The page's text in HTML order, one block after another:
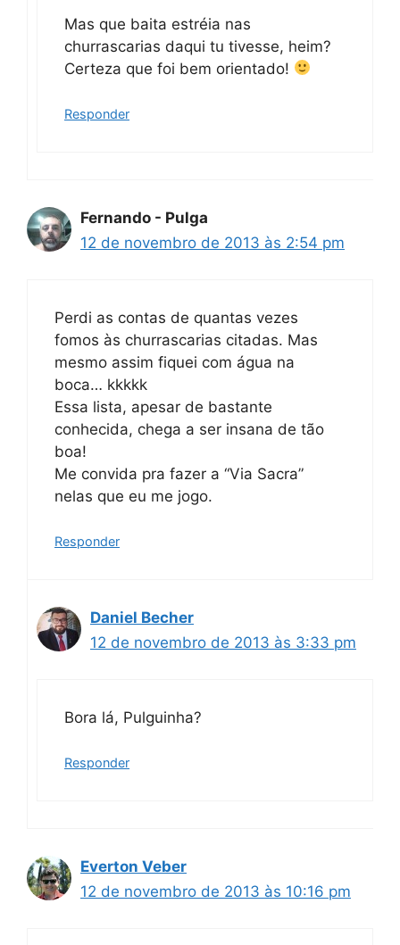
Mas que baita estréia nas
churrascarias daqui tu tivesse, heim?
Certeza que foi bem orientado!
Responder
Fernando - Pulga
12 de novembro de 2013 às 2:54 pm
Perdi as contas de quantas vezes
fomos às churrascarias citadas. Mas
mesmo assim fiquei com água na
boca… kkkkk
Essa lista, apesar de bastante
conhecida, chega a ser insana de tão
boa!
Me convida pra fazer a “Via Sacra”
nelas que eu me jogo.
Responder
Daniel Becher
12 de novembro de 2013 às 3:33 pm
Bora lá, Pulguinha?
Responder
Everton Veber
12 de novembro de 2013 às 10:16 pm